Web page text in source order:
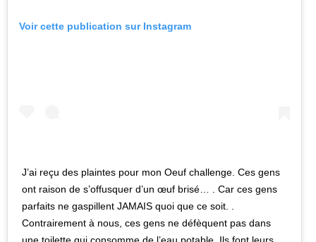
Voir cette publication sur Instagram
J’ai reçu des plaintes pour mon Oeuf challenge. Ces gens
ont raison de s’offusquer d’un œuf brisé… . Car ces gens
parfaits ne gaspillent JAMAIS quoi que ce soit. .
Contrairement à nous, ces gens ne défèquent pas dans